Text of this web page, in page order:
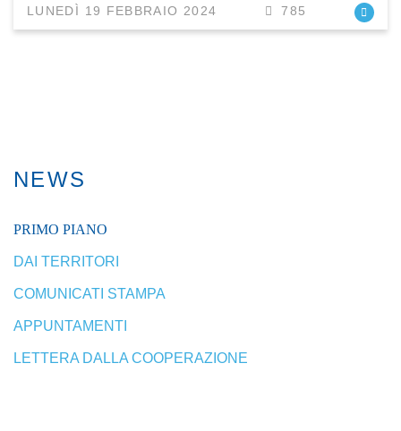
LUNEDÌ 19 FEBBRAIO 2024 785
NEWS
PRIMO PIANO
DAI TERRITORI
COMUNICATI STAMPA
APPUNTAMENTI
LETTERA DALLA COOPERAZIONE